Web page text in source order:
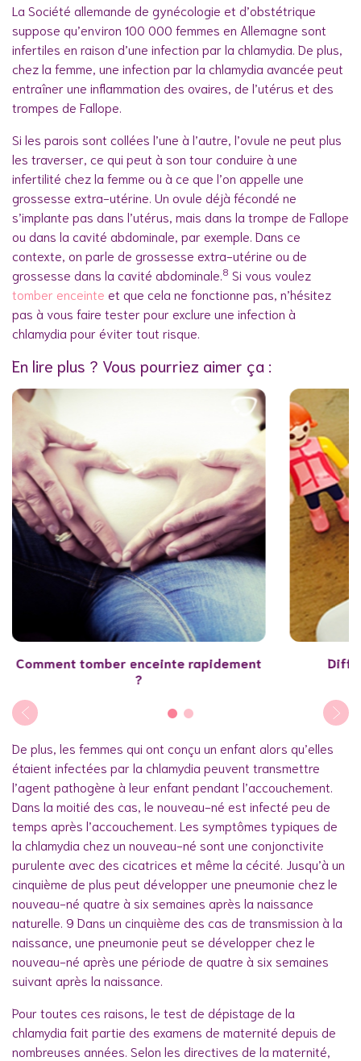
La Société allemande de gynécologie et d’obstétrique
suppose qu’environ 100 000 femmes en Allemagne sont
infertiles en raison d’une infection par la chlamydia. De plus,
chez la femme, une infection par la chlamydia avancée peut
entraîner une inflammation des ovaires, de l’utérus et des
trompes de Fallope.
Si les parois sont collées l’une à l’autre, l’ovule ne peut plus
les traverser, ce qui peut à son tour conduire à une
infertilité chez la femme ou à ce que l’on appelle une
grossesse extra-utérine. Un ovule déjà fécondé ne
s’implante pas dans l’utérus, mais dans la trompe de Fallope
ou dans la cavité abdominale, par exemple. Dans ce
contexte, on parle de grossesse extra-utérine ou de
grossesse dans la cavité abdominale. 8 Si vous voulez
tomber enceinte et que cela ne fonctionne pas, n’hésitez
pas à vous faire tester pour exclure une infection à
chlamydia pour éviter tout risque.
En lire plus ? Vous pourriez aimer ça :
Comment tomber enceinte rapidement
?
De plus, les femmes qui ont conçu un enfant alors qu’elles
étaient infectées par la chlamydia peuvent transmettre
l’agent pathogène à leur enfant pendant l’accouchement.
Dans la moitié des cas, le nouveau-né est infecté peu de
temps après l’accouchement. Les symptômes typiques de
la chlamydia chez un nouveau-né sont une conjonctivite
purulente avec des cicatrices et même la cécité. Jusqu’à un
cinquième de plus peut développer une pneumonie chez le
nouveau-né quatre à six semaines après la naissance
naturelle. 9 Dans un cinquième des cas de transmission à la
naissance, une pneumonie peut se développer chez le
nouveau-né après une période de quatre à six semaines
suivant après la naissance.
Pour toutes ces raisons, le test de dépistage de la
chlamydia fait partie des examens de maternité depuis de
nombreuses années. Selon les directives de la maternité,